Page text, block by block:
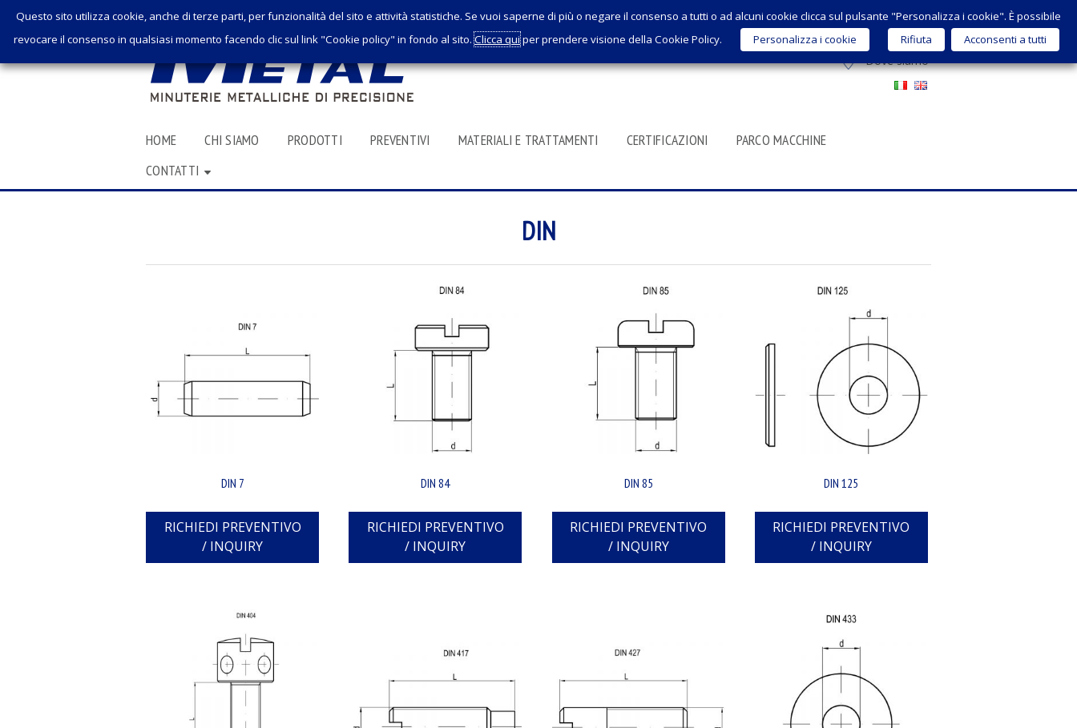
sales@micrometalsrl.com
Dove siamo
SKIP
CONTENT
HOME CHI SIAMO PRODOTTI PREVENTIVI MATERIALI E TRATTAMENTI CERTIFICAZIONI
PARCO MACCHINE
CONTATTI
DIN
DIN 7
RICHIEDI PREVENTIVO
/ INQUIRY
DIN 84
RICHIEDI PREVENTIVO
/ INQUIRY
DIN 85
RICHIEDI PREVENTIVO
/ INQUIRY
DIN 125
RICHIEDI PREVENTIVO
/ INQUIRY
Questo sito utilizza cookie, anche di terze parti, per funzionalità del sito e attività statistiche. Se vuoi saperne di più o negare il consenso a tutti o ad alcuni cookie clicca sul pulsante "Personalizza i cookie". È possibile
revocare il consenso in qualsiasi momento facendo clic sul link "Cookie policy" in fondo al sito.Clicca quiper prendere visione della Cookie Policy. Personalizza i cookie Rifiuta Acconsenti a tutti